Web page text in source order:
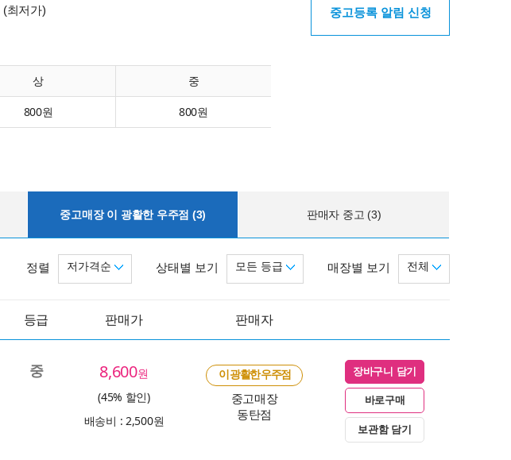
(최저가)
상 중
800원 800원
중고등록 알림 신청
중고매장 이 광활한 우주점 (3) 판매자 중고 (3)
매장별 보기 전체
상태별 보기 모든 등급
정렬 저가격순
등급 판매가 판매자
중 8,600원
(45% 할인)
배송비 : 2,500원
이 광활한 우주점
중고매장
동탄점
장바구니 담기
바로구매
보관함 담기